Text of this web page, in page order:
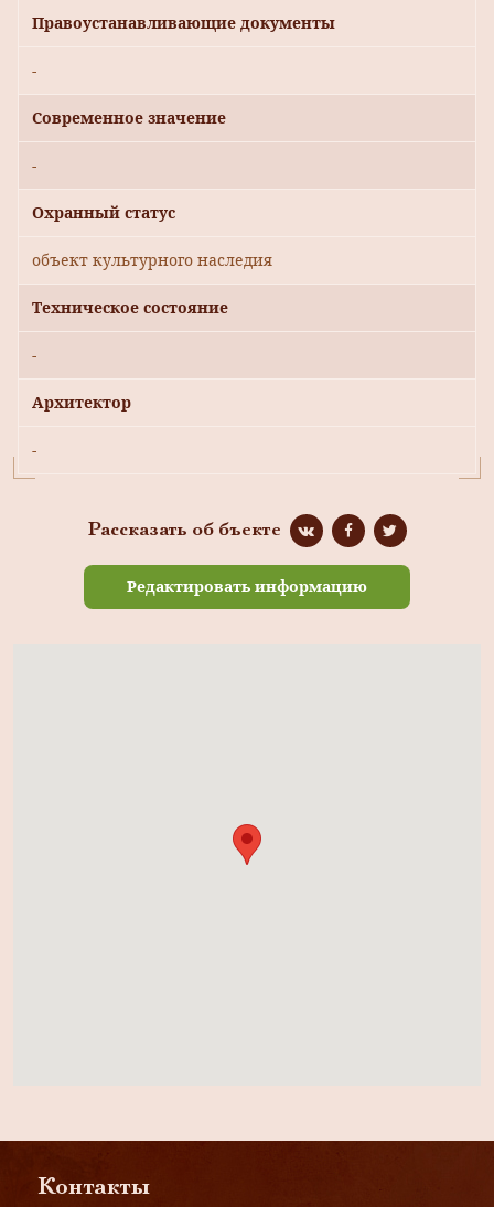
Правоустанавливающие документы
-
Современное значение
-
Охранный статус
объект культурного наследия
Техническое состояние
-
Архитектор
-
Рассказать об бъекте
Редактировать информацию
Контакты